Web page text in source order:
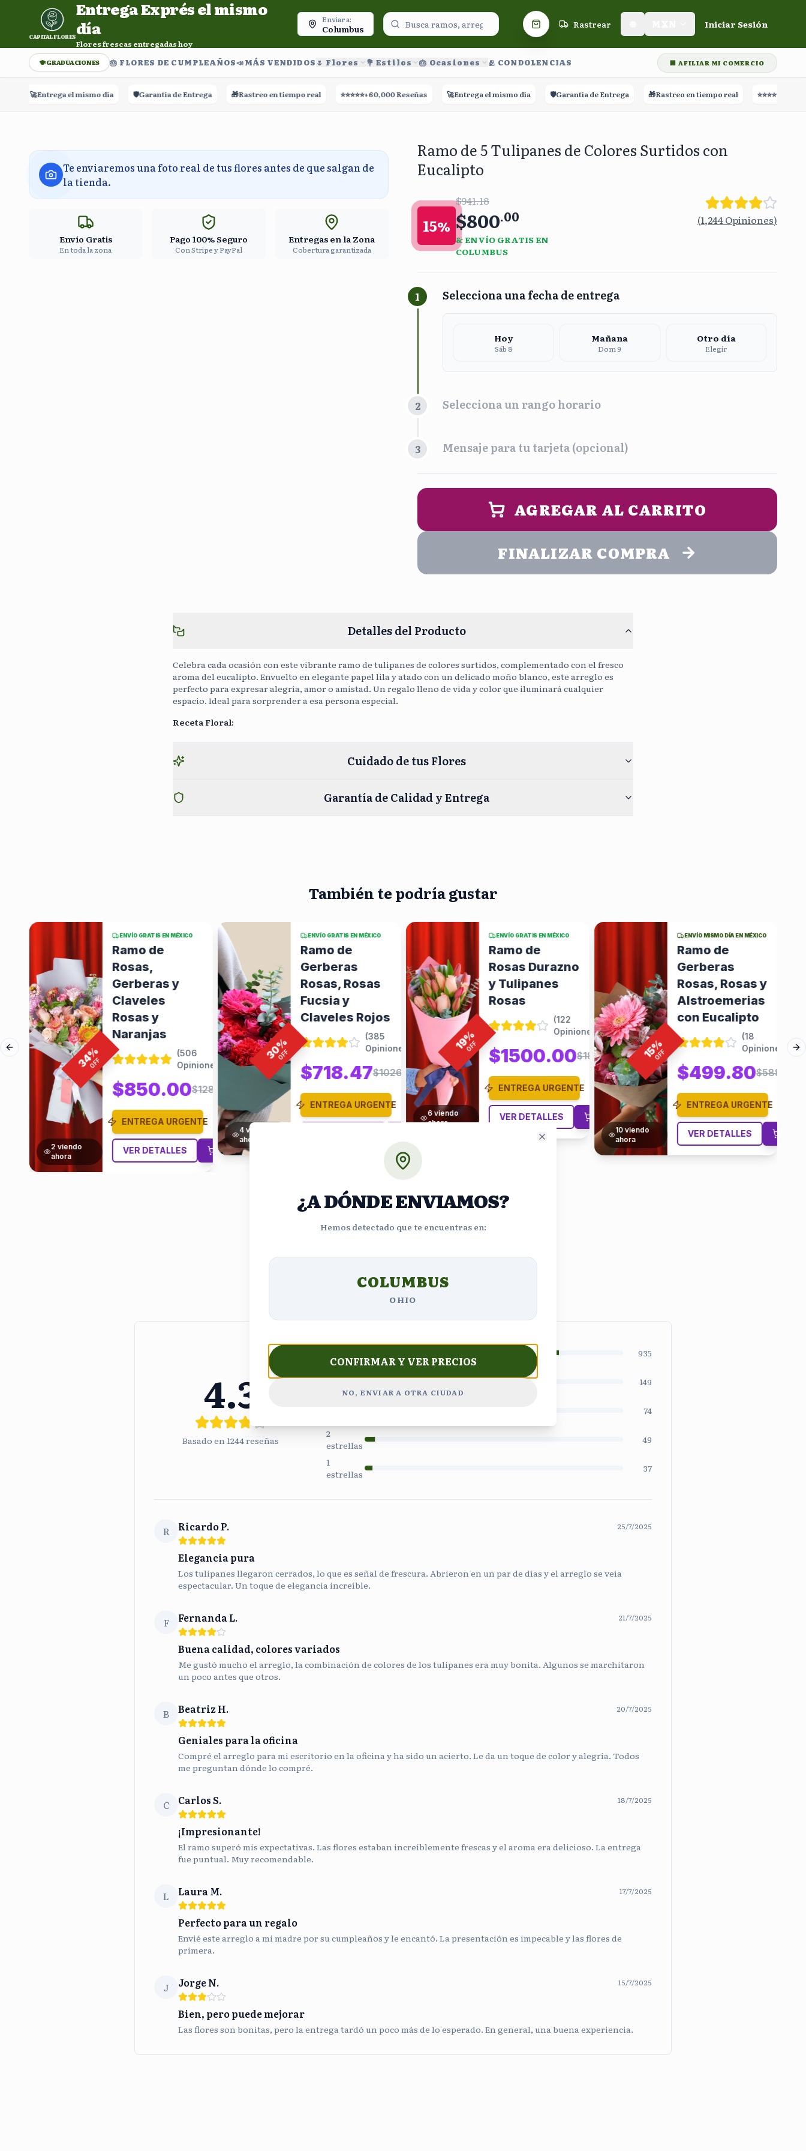
Entrega Exprés el mismo día. Flores frescas entregadas hoy.
CAPITAL FLORES
Entrega Exprés el mismo
día
Flores frescas entregadas hoy
Enviar a:
Columbus Carrito de compras
Rastrear Iniciar Sesión
GRADUACIONES 🎂 FLORES DE CUMPLEAÑOS📣​MÁS VENDIDOS 🌷 Flores 💐 Estilos 🎂 Ocasiones 🫂 CONDOLENCIAS 🏢 AFILIAR MI COMERCIO
Entrega el mismo día 🛡️ Garantía de Entrega 🎁 Rastreo en tiempo real ⭐⭐⭐⭐⭐+60,000 Reseñas 🚀 Entrega el mismo día 🛡️ Garantía de Entrega 🎁 Rastreo en tiempo real ⭐⭐⭐⭐⭐+60,000
Te enviaremos una foto real de tus flores antes de que salgan de
la tienda.
Envío Gratis
En toda la zona
Pago 100% Seguro
Con Stripe y PayPal
Entregas en la Zona
Cobertura garantizada
Ramo de 5 Tulipanes de Colores Surtidos con
Eucalipto
15%
$941.18
$800.00
& ENVÍO GRATIS EN
COLUMBUS
(1,244Opiniones)
1 Selecciona una fecha de entrega
Hoy
Sáb 8
Mañana
Dom 9
Otro día
Elegir
2 Selecciona un rango horario
Mañana Tarde
5:00 pm - 9:00 pm
3 Mensaje para tu tarjeta (opcional)
PERSONALIZA UN MENSAJE DE ENTREGA (opcional)
AGREGAR AL CARRITO
FINALIZAR COMPRA
Detalles del Producto
Celebra cada ocasión con este vibrante ramo de tulipanes de colores surtidos, complementado con el fresco
aroma del eucalipto. Envuelto en elegante papel lila y atado con un delicado moño blanco, este arreglo es
perfecto para expresar alegría, amor o amistad. Un regalo lleno de vida y color que iluminará cualquier
espacio. Ideal para sorprender a esa persona especial.
Receta Floral:
Cuidado de tus Flores
Garantía de Calidad y Entrega
También te podría gustar
)
$749.71
2 viendo
ahora
34%
OFF
ENVÍO GRATIS EN MÉXICO
Ramo de
Rosas,
Gerberas y
Claveles
Rosas y
Naranjas
(506
Opiniones
$850.00$1287.88
ENTREGA URGENTE
VER DETALLES
4 viendo
ahora
30%
OFF
ENVÍO GRATIS EN MÉXICO
Ramo de
Gerberas
Rosas, Rosas
Fucsia y
Claveles Rojos
(385
Opiniones
$718.47$1026.39
ENTREGA URGENTE
6 viendo
ahora
19%
OFF
ENVÍO GRATIS EN MÉXICO
Ramo de
Rosas Durazno
y Tulipanes
Rosas
(122
Opiniones)
$1500.00$1851.85
ENTREGA URGENTE
VER DETALLES
10 viendo
ahora
15%
OFF
ENVÍO MISMO DÍA EN MÉXICO
Ramo de
Gerberas
Rosas, Rosas y
Alstroemerias
con Eucalipto
(18
Opiniones
)
$499.80$588.00
ENTREGA URGENTE
VER DETALLES
Previous slide
Opiniones de Clientes
4.3
Basado en 1244reseñas
5
estrellas
935
4
estrellas
149
74
2
estrellas
49
1
estrellas
37
R Ricardo P. 25/7/2025
Elegancia pura
Los tulipanes llegaron cerrados, lo que es señal de frescura. Abrieron en un par de días y el arreglo se veía
espectacular. Un toque de elegancia increíble.
F Fernanda L. 21/7/2025
Buena calidad, colores variados
Me gustó mucho el arreglo, la combinación de colores de los tulipanes era muy bonita. Algunos se marchitaron
un poco antes que otros.
B Beatriz H. 20/7/2025
Geniales para la oficina
Compré el arreglo para mi escritorio en la oficina y ha sido un acierto. Le da un toque de color y alegría. Todos
me preguntan dónde lo compré.
C Carlos S. 18/7/2025
¡Impresionante!
El ramo superó mis expectativas. Las flores estaban increíblemente frescas y el aroma era delicioso. La entrega
fue puntual. Muy recomendable.
L Laura M. 17/7/2025
Perfecto para un regalo
Envié este arreglo a mi madre por su cumpleaños y le encantó. La presentación es impecable y las flores de
primera.
J Jorge N. 15/7/2025
Bien, pero puede mejorar
Las flores son bonitas, pero la entrega tardó un poco más de lo esperado. En general, una buena experiencia.
¿A DÓNDE ENVIAMOS?
Hemos detectado que te encuentras en:
COLUMBUS
OHIO
CONFIRMAR Y VER PRECIOS
NO, ENVIAR A OTRA CIUDAD